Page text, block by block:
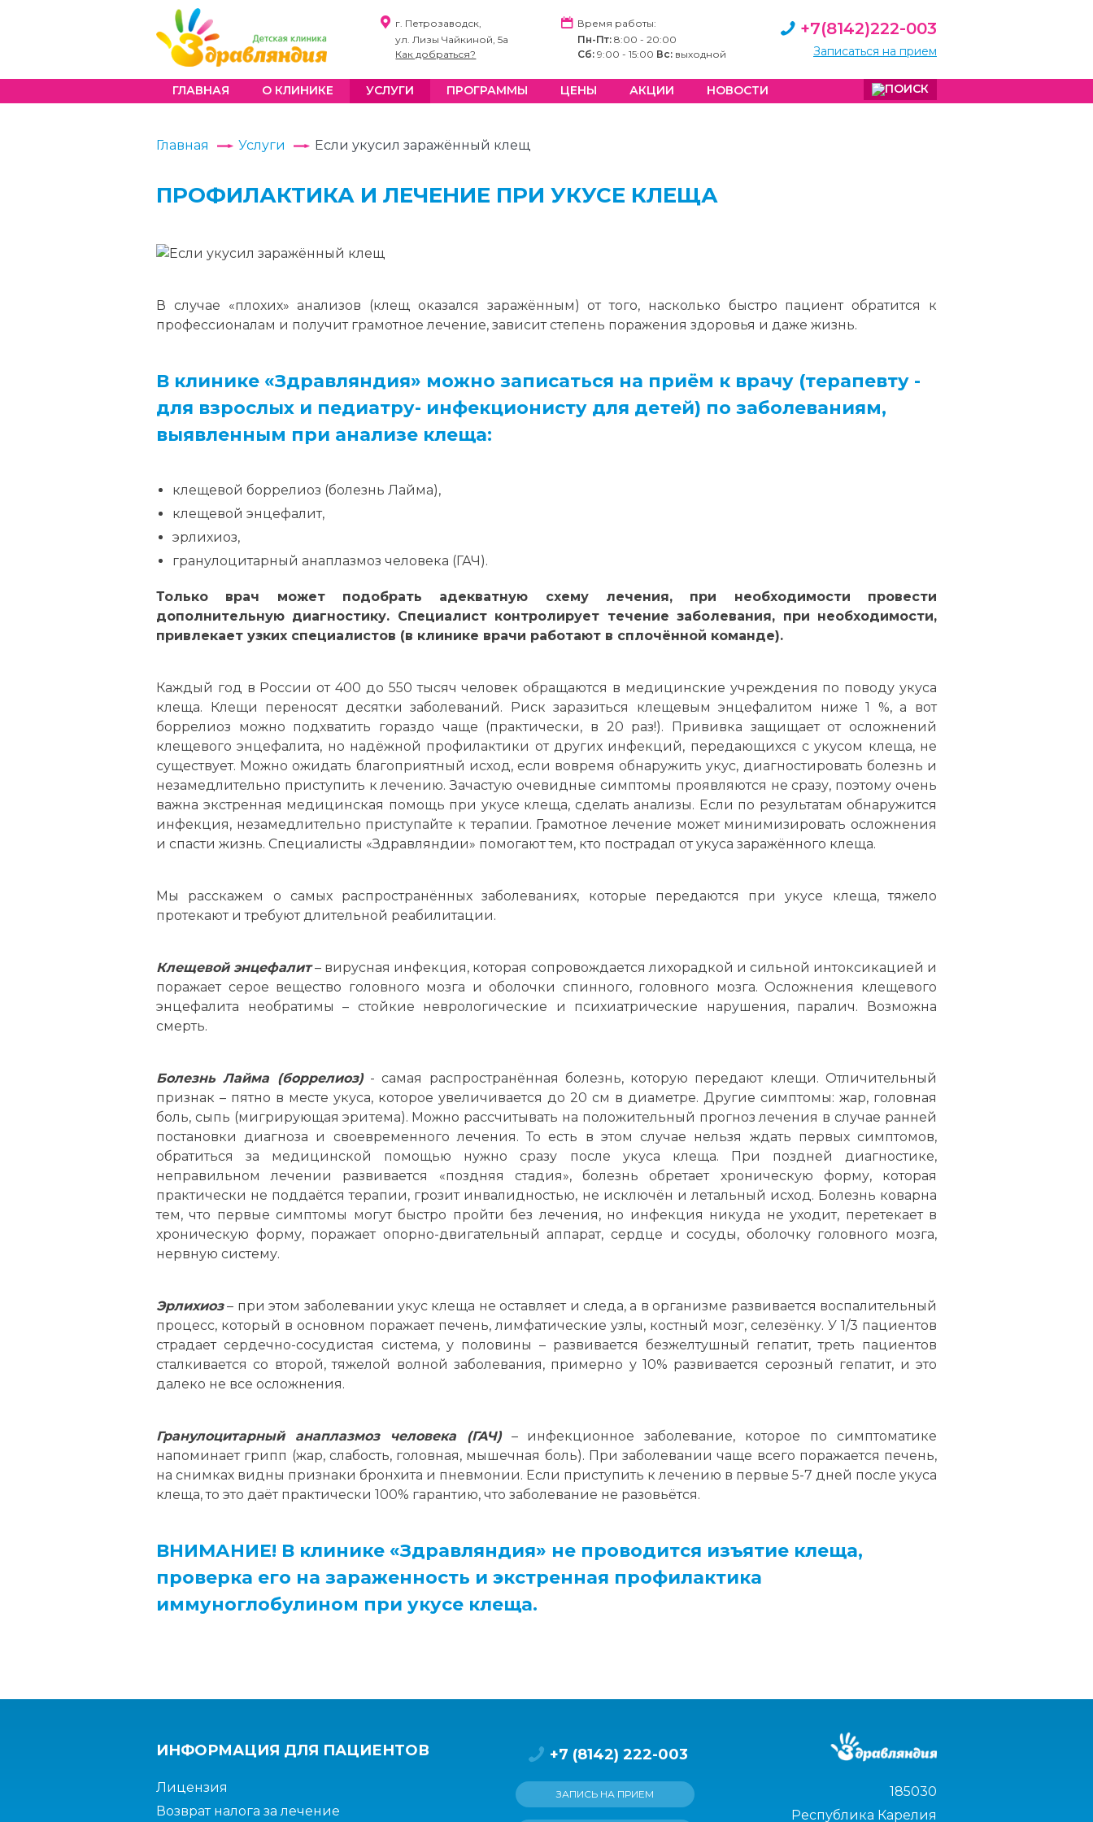
г. Петрозаводск,
ул. Лизы Чайкиной, 5а
Как добраться?
Время работы:
Пн-Пт: 8:00 - 20:00
Сб: 9:00 - 15:00 Вс:выходной
+7(8142)222-003
Записаться на прием
ГЛАВНАЯ О КЛИНИКЕ УСЛУГИ ПРОГРАММЫ ЦЕНЫ АКЦИИ НОВОСТИ
Главная Услуги Если укусил заражённый клещ
ПРОФИЛАКТИКА И ЛЕЧЕНИЕ ПРИ УКУСЕ КЛЕЩА
В случае «плохих» анализов (клещ оказался заражённым) от того, насколько быстро пациент обратится к
профессионалам и получит грамотное лечение, зависит степень поражения здоровья и даже жизнь.
В клинике «Здравляндия» можно записаться на приём к врачу (терапевту -
для взрослых и педиатру- инфекционисту для детей) по заболеваниям,
выявленным при анализе клеща:
клещевой боррелиоз (болезнь Лайма),
клещевой энцефалит,
эрлихиоз,
гранулоцитарный анаплазмоз человека (ГАЧ).
Только врач может подобрать адекватную схему лечения, при необходимости провести
дополнительную диагностику. Специалист контролирует течение заболевания, при необходимости,
привлекает узких специалистов (в клинике врачи работают в сплочённой команде).
Каждый год в России от 400 до 550 тысяч человек обращаются в медицинские учреждения по поводу укуса
клеща. Клещи переносят десятки заболеваний. Риск заразиться клещевым энцефалитом ниже 1 %, а вот
боррелиоз можно подхватить гораздо чаще (практически, в 20 раз!). Прививка защищает от осложнений
клещевого энцефалита, но надёжной профилактики от других инфекций, передающихся с укусом клеща, не
существует. Можно ожидать благоприятный исход, если вовремя обнаружить укус, диагностировать болезнь и
незамедлительно приступить к лечению. Зачастую очевидные симптомы проявляются не сразу, поэтому очень
важна экстренная медицинская помощь при укусе клеща, сделать анализы. Если по результатам обнаружится
инфекция, незамедлительно приступайте к терапии. Грамотное лечение может минимизировать осложнения
и спасти жизнь. Специалисты «Здравляндии» помогают тем, кто пострадал от укуса заражённого клеща.
Мы расскажем о самых распространённых заболеваниях, которые передаются при укусе клеща, тяжело
протекают и требуют длительной реабилитации.
Клещевой энцефалит– вирусная инфекция, которая сопровождается лихорадкой и сильной интоксикацией и
поражает серое вещество головного мозга и оболочки спинного, головного мозга. Осложнения клещевого
энцефалита необратимы – стойкие неврологические и психиатрические нарушения, паралич. Возможна
смерть.
Болезнь Лайма (боррелиоз)- самая распространённая болезнь, которую передают клещи. Отличительный
признак – пятно в месте укуса, которое увеличивается до 20 см в диаметре. Другие симптомы: жар, головная
боль, сыпь (мигрирующая эритема). Можно рассчитывать на положительный прогноз лечения в случае ранней
постановки диагноза и своевременного лечения. То есть в этом случае нельзя ждать первых симптомов,
обратиться за медицинской помощью нужно сразу после укуса клеща. При поздней диагностике,
неправильном лечении развивается «поздняя стадия», болезнь обретает хроническую форму, которая
практически не поддаётся терапии, грозит инвалидностью, не исключён и летальный исход. Болезнь коварна
тем, что первые симптомы могут быстро пройти без лечения, но инфекция никуда не уходит, перетекает в
хроническую форму, поражает опорно-двигательный аппарат, сердце и сосуды, оболочку головного мозга,
нервную систему.
Эрлихиоз– при этом заболевании укус клеща не оставляет и следа, а в организме развивается воспалительный
процесс, который в основном поражает печень, лимфатические узлы, костный мозг, селезёнку. У 1/3 пациентов
страдает сердечно-сосудистая система, у половины – развивается безжелтушный гепатит, треть пациентов
сталкивается со второй, тяжелой волной заболевания, примерно у 10% развивается серозный гепатит, и это
далеко не все осложнения.
Гранулоцитарный анаплазмоз человека (ГАЧ)– инфекционное заболевание, которое по симптоматике
напоминает грипп (жар, слабость, головная, мышечная боль). При заболевании чаще всего поражается печень,
на снимках видны признаки бронхита и пневмонии. Если приступить к лечению в первые 5-7 дней после укуса
клеща, то это даёт практически 100% гарантию, что заболевание не разовьётся.
ВНИМАНИЕ! В клинике «Здравляндия» не проводится изъятие клеща,
проверка его на зараженность и экстренная профилактика
иммуноглобулином при укусе клеща.
ИНФОРМАЦИЯ ДЛЯ ПАЦИЕНТОВ
Лицензия
Возврат налога за лечение
+7 (8142) 222-003
ЗАПИСЬ НА ПРИЕМ
185030
Республика Карелия